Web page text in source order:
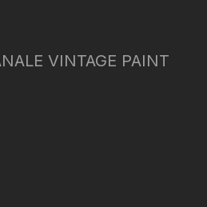
VINTAGE PAINT